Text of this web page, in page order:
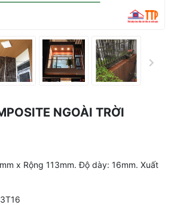
NGOÀI TRỜI
x Rộng 113mm. Độ dày: 16mm. Xuất